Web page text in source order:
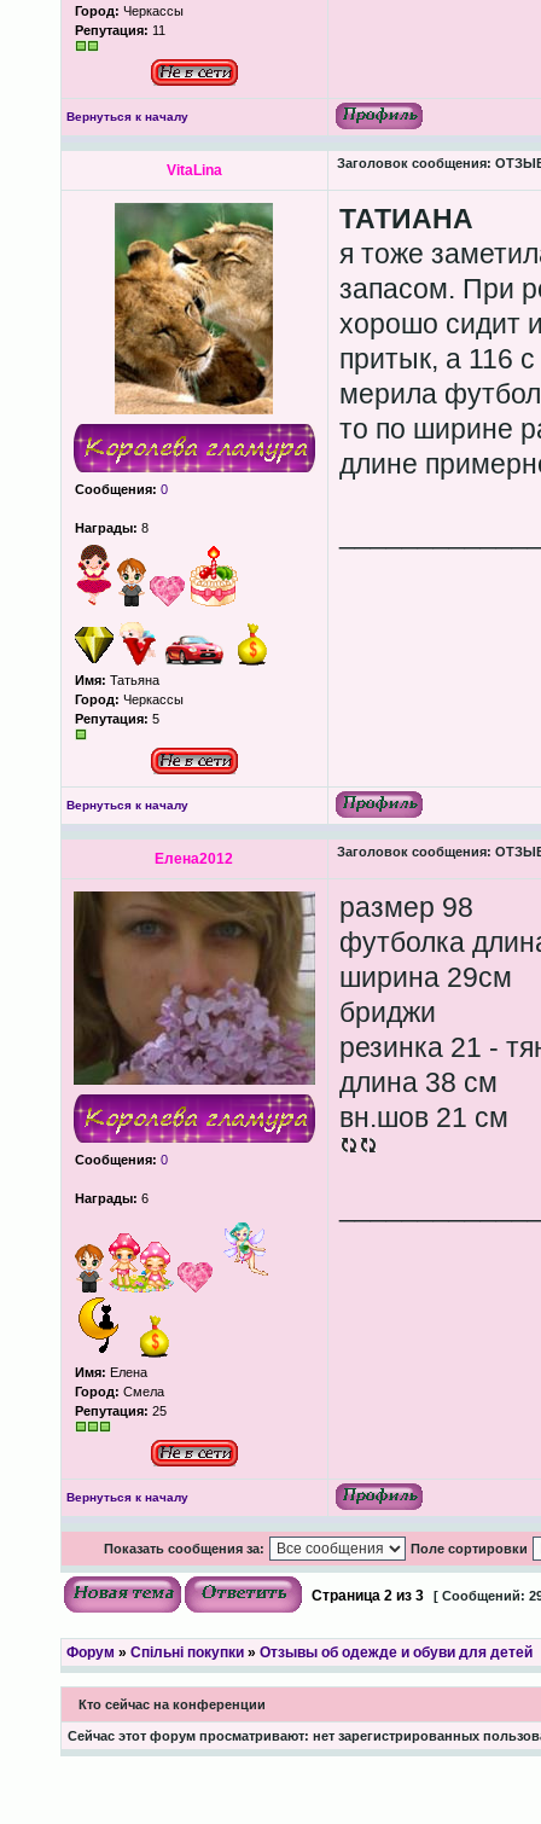
Город: Черкассы
Репутация: 11
Вернуться к началу
VitaLina Заголовок сообщения:
Сообщения: 0
Награды: 8
Имя: Татьяна
Город: Черкассы
Репутация: 5
ТАТИАНА
я тоже
запасом. При
хорошо сидит
притык, а 116
мерила
то по ширине
длине
Вернуться к началу
Елена2012 Заголовок сообщения:
Сообщения: 0
Награды: 6
Имя: Елена
Город: Смела
Репутация: 25
размер 98
футболка
ширина 29см
бриджи
резинка 21 -
длина 38 см
вн.шов 21 см
Вернуться к началу
Показать сообщения за: Поле сортировки
Страница 2из 3 [ Сообщений:
Форум » Спільні покупки» Отзывы об одежде и обуви для детей
Кто сейчас на конференции
Сейчас этот форум просматривают: нет зарегистрированных